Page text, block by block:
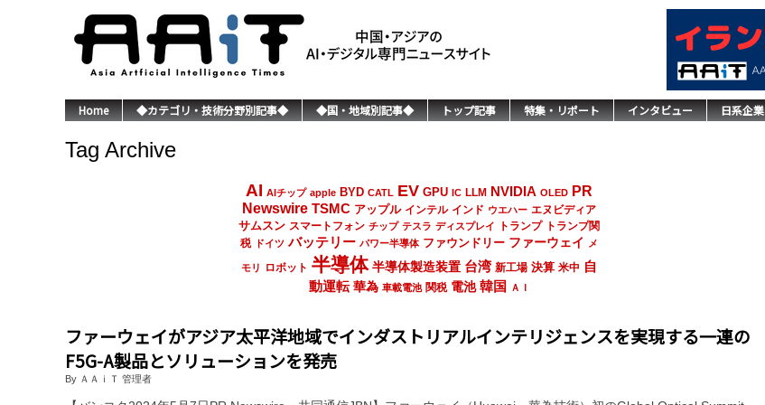
Home ◆カテゴリ・技術分野別記事◆ ◆国・地域別記事◆ トップ記事 特集・リポート インタビュー 日系企業
Tag Archive
AI AIチップ apple BYD CATL EV GPU IC LLM NVIDIA OLED PR
Newswire TSMC アップル インテル インド ウエハー エヌビディア
サムスン スマートフォン チップ テスラ ディスプレイ トランプ
トランプ関
税
ドイツ バッテリー パワー半導体 ファウンドリー ファーウェイ メ
モリ ロボット 半導体 半導体製造装置 台湾 新工場 決算 米中 自
動運転 華為 車載電池 関税 電池 韓国 ＡＩ
ファーウェイがアジア太平洋地域でインダストリアルインテリジェンスを実現する一連の
F5G-A製品とソリューションを発売
By ＡＡｉＴ 管理者